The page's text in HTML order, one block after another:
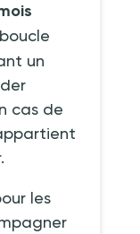
un
cas de
les